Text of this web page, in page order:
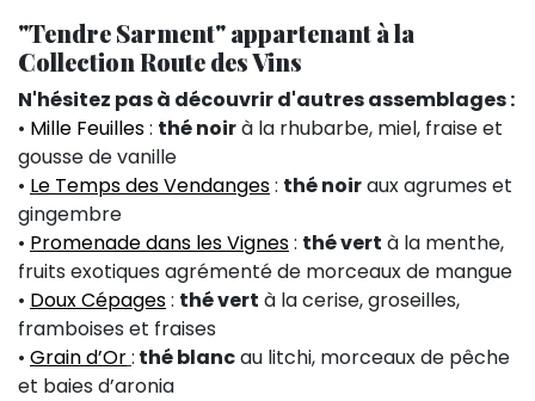
"Tendre Sarment" appartenant à la
Collection Route des Vins
N'hésitez pas à découvrir d'autres assemblages :
• Mille Feuilles: thé noirà la rhubarbe, miel, fraise et
gousse de vanille
• Le Temps des Vendanges: thé noiraux agrumes et
gingembre
• Promenade dans les Vignes: thé vert à la menthe,
fruits exotiques agrémenté de morceaux de mangue
• Doux Cépages: thé vert à la cerise, groseilles,
framboises et fraises
• Grain d’Or: thé blancau litchi, morceaux de pêche
et baies d’aronia